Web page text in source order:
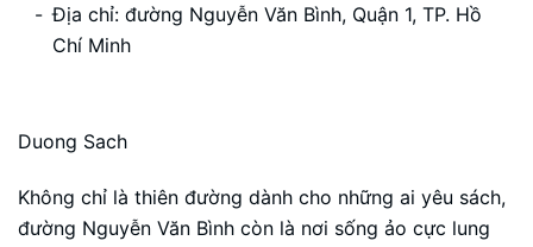
Địa chỉ: đường Nguyễn Văn Bình, Quận 1, TP. Hồ
Chí Minh
Duong Sach
Không chỉ là thiên đường dành cho những ai yêu sách,
đường Nguyễn Văn Bình còn là nơi sống ảo cực lung